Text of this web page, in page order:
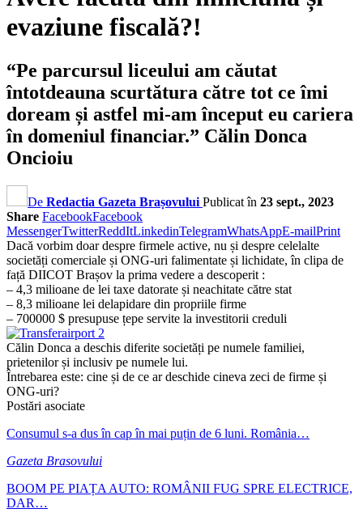
evaziune fiscală?!
“Pe parcursul liceului am căutat
întotdeauna scurtătura către tot ce îmi
doream și astfel mi-am început eu cariera
în domeniul financiar.” Călin Donca
Oncioiu
De Redactia Gazeta Brașovului Publicat în 23 sept., 2023
Share FacebookFacebook
MessengerTwitterReddItLinkedinTelegramWhatsAppE-mailPrint
Dacă vorbim doar despre firmele active, nu și despre celelalte
societăți comerciale și ONG-uri falimentate și lichidate, în clipa de
față DIICOT Brașov la prima vedere a descoperit :
– 4,3 milioane de lei taxe datorate și neachitate către stat
– 8,3 milioane lei delapidare din propriile firme
– 700000 $ presupuse țepe servite la investitorii creduli
Călin Donca a deschis diferite societăți pe numele familiei,
prietenilor și inclusiv pe numele lui.
Întrebarea este: cine și de ce ar deschide cineva zeci de firme și
ONG-uri?
Postări asociate
Consumul s-a dus în cap în mai puțin de 6 luni. România…
Gazeta Brasovului
BOOM PE PIAȚA AUTO: ROMÂNII FUG SPRE ELECTRICE,
DAR…